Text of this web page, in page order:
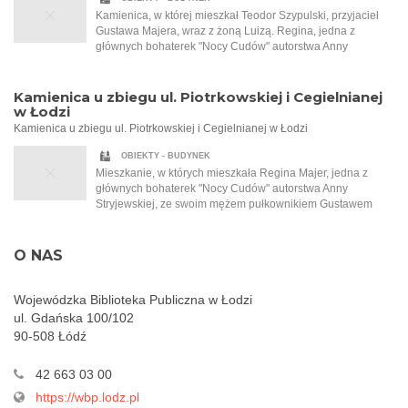
Kobieta siada do zastawionego stołu i zaczyna snuć
niezwykle barwną opowieść, odkrywając kawałek po
kawałku przejmującą historię wielkiej miłości, której
eleganckich salonów bogatych mieszczan. Opowiada o
walce o przetrwanie. Jedyna taka noc w roku, która sprawia,
że wszystko staje się możliwe…
Kamienica, w której mieszkał Teodor Szypulski, przyjaciel
Gustawa Majera, wraz z żoną Luizą. Regina, jedna z
głównych bohaterek "Nocy Cudów" autorstwa Anny
pierwszy słyszy o Tadeuszu Samborskim, malarzu, który
namalował dla Szypulskich kobiecy akt.
Kamienica u zbiegu ul. Piotrkowskiej i Cegielnianej
w Łodzi
Kamienica u zbiegu ul. Piotrkowskiej i Cegielnianej w Łodzi
OBIEKTY - BUDYNEK
Mieszkanie, w których mieszkała Regina Majer, jedna z
głównych bohaterek "Nocy Cudów" autorstwa Anny
Stryjewskiej, ze swoim mężem pułkownikiem Gustawem
O NAS
Wojewódzka Biblioteka Publiczna w Łodzi
ul. Gdańska 100/102
90-508 Łódź
42 663 03 00
https://wbp.lodz.pl